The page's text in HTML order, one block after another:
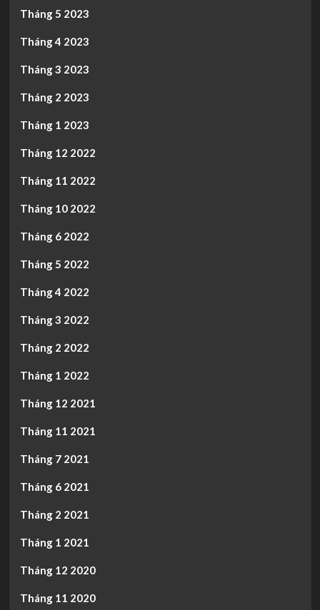
Tháng 5 2023
Tháng 4 2023
Tháng 3 2023
Tháng 2 2023
Tháng 1 2023
Tháng 12 2022
Tháng 11 2022
Tháng 10 2022
Tháng 6 2022
Tháng 5 2022
Tháng 4 2022
Tháng 3 2022
Tháng 2 2022
Tháng 1 2022
Tháng 12 2021
Tháng 11 2021
Tháng 7 2021
Tháng 6 2021
Tháng 2 2021
Tháng 1 2021
Tháng 12 2020
Tháng 11 2020